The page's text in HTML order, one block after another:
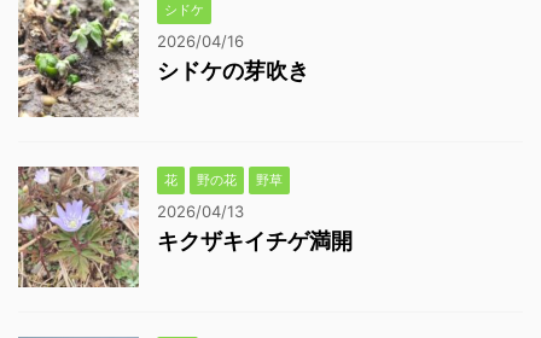
シドケ
2026/04/16
シドケの芽吹き
花 野の花 野草
2026/04/13
キクザキイチゲ満開